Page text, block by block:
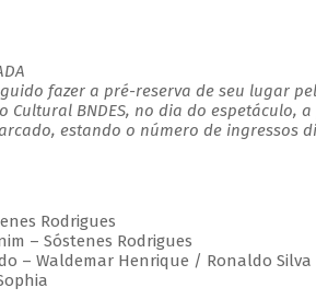
fazer a pré-reserva de seu lugar
Cultural BNDES, no dia do espetáculo,
estando o número de ingressos
Rodrigues
– Sóstenes Rodrigues
– Waldemar Henrique / Ronaldo Silva